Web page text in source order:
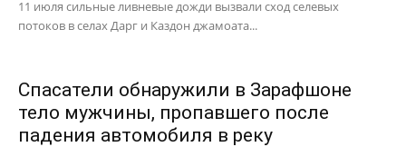
11 июля сильные ливневые дожди вызвали сход селевых
потоков в селах Дарг и Каздон джамоата...
Спасатели обнаружили в Зарафшоне
тело мужчины, пропавшего после
падения автомобиля в реку